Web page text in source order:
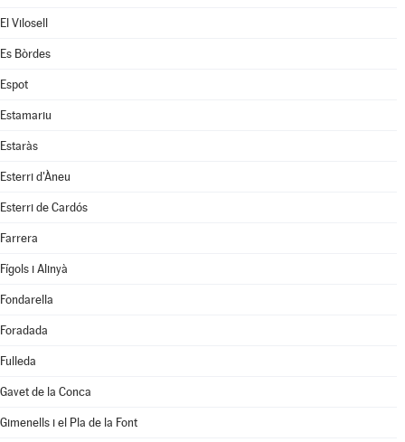
El Vilosell
Es Bòrdes
Espot
Estamariu
Estaràs
Esterri d'Àneu
Esterri de Cardós
Farrera
Fígols i Alinyà
Fondarella
Foradada
Fulleda
Gavet de la Conca
Gimenells i el Pla de la Font